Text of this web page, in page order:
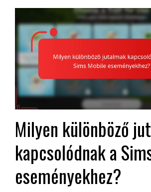
Milyen különböző
kapcsolódnak a
eseményekhez?